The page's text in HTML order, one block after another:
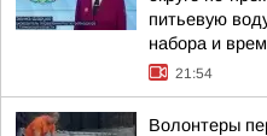
питьевую
набора и
21:54
Волонтеры